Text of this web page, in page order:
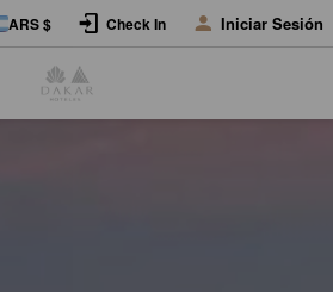
ARS $ Check In Iniciar Sesión